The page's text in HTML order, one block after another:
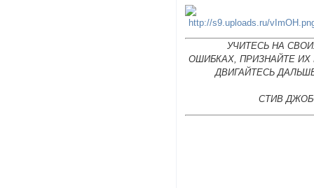
УЧИТЕСЬ НА
ОШИБКАХ, ПРИЗНАЙТЕ ИХ
ДВИГАЙТЕСЬ
СТИВ